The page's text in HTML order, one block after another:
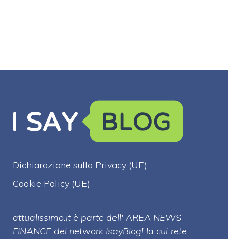
Dichiarazione sulla Privacy (UE)
Cookie Policy (UE)
attualissimo.it è parte dell' AREA NEWS
FINANCE del network IsayBlog! la cui rete